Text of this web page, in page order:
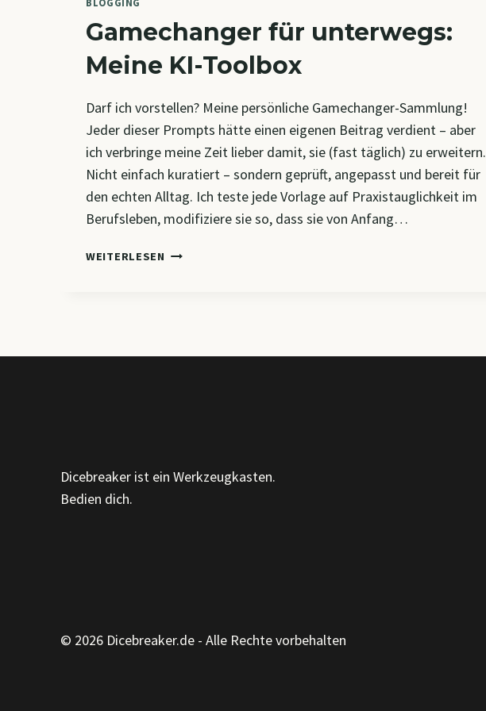
BLOGGING
Gamechanger für unterwegs:
Meine KI-Toolbox
Darf ich vorstellen? Meine persönliche Gamechanger-Sammlung!
Jeder dieser Prompts hätte einen eigenen Beitrag verdient – aber
ich verbringe meine Zeit lieber damit, sie (fast täglich) zu erweitern.
Nicht einfach kuratiert – sondern geprüft, angepasst und bereit für
den echten Alltag. Ich teste jede Vorlage auf Praxistauglichkeit im
Berufsleben, modifiziere sie so, dass sie von Anfang…
WEITERLESEN GAMECHANGER
Dicebreaker ist ein Werkzeugkasten.
Bedien dich.
© 2026 Dicebreaker.de - Alle Rechte vorbehalten